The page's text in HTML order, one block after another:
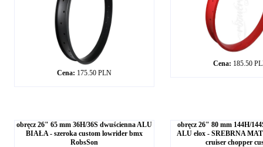
Cena: 175.50 PLN
Cena: 185.50
obręcz 26" 65 mm 36H/36S dwuścienna ALU
BIAŁA - szeroka custom lowrider bmx
RobsSon
obręcz 26" 80 mm 144H/
ALU elox - SREBRNA
cruiser chopper